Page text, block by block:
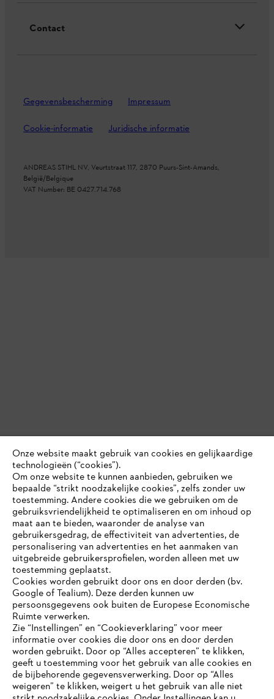
Contact
Gegevensbescherming Impressum
Cookie-informatie Juridische informatie
ANDREAS STIHL NV, Veurtstraat 117, 2870 Puurs-Sint-Amands,
België/Belgique
VAT Number: BE 0427.714.768
JE BROWSER WORDT NIET
ONDERSTEUND
Onze website maakt gebruik van cookies en gelijkaardige
technologieën (“cookies”).
Om onze website te kunnen aanbieden, gebruiken we
bepaalde “strikt noodzakelijke cookies”, zelfs zonder uw
toestemming. Andere cookies die we gebruiken om de
gebruiksvriendelijkheid te optimaliseren en om inhoud op
maat aan te bieden, waaronder de analyse van
gebruikersgedrag, de effectiviteit van advertenties, de
personalisering van advertenties en het aanmaken van
uitgebreide gebruikersprofielen, worden alleen met uw
toestemming geplaatst.
Cookies worden gebruikt door ons en door derden (bv.
Google of Tealium). Deze derden kunnen uw
persoonsgegevens ook buiten de Europese Economische
Ruimte verwerken.
Zie “Instellingen” en “Cookieverklaring” voor meer
informatie over cookies die door ons en door derden
worden gebruikt. Door op “Alles accepteren” te klikken,
geeft u toestemming voor het gebruik van alle cookies en
de bijbehorende gegevensverwerking. Door op “Alles
weigeren” te klikken, weigert u het gebruik van alle niet